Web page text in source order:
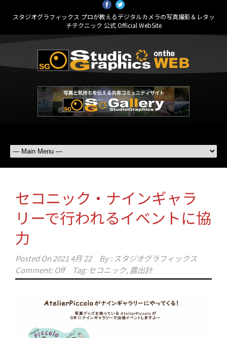
スタジオグラフィックス プロが教えるデジタルカメラの写真撮影＆レタッ
チテクニック 公式 Official WebSite
セコニック・ナインギャラ
リーで行われるイベントに協
力
Posted On2021 4月 22 By : スタジオグラフィックス
Comment: Off
Tag:セコニック, 露出計